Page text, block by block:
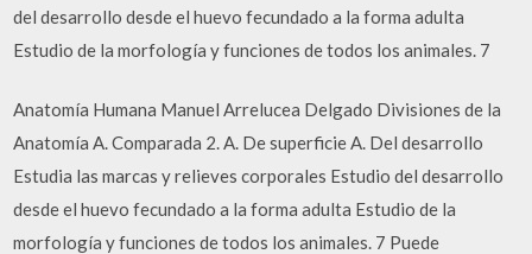
del desarrollo desde el huevo fecundado a la forma adulta
Estudio de la morfología y funciones de todos los animales. 7
Anatomía Humana Manuel Arrelucea Delgado Divisiones de la
Anatomía A. Comparada 2. A. De superficie A. Del desarrollo
Estudia las marcas y relieves corporales Estudio del desarrollo
desde el huevo fecundado a la forma adulta Estudio de la
morfología y funciones de todos los animales. 7 Puede